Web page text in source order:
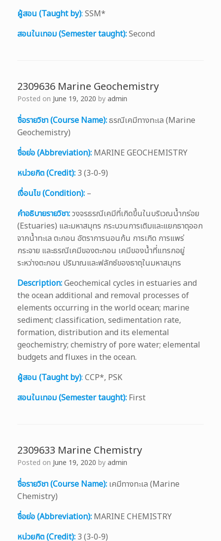
ผู้สอน (Taught by): SSM*
สอนในเทอม (Semester taught):Second
2309636 Marine Geochemistry
Posted on June 19, 2020 byadmin
ชื่อรายวิชา (Course Name):ธรณีเคมีทางทะเล (Marine
Geochemistry)
ชื่อย่อ (Abbreviation): MARINE GEOCHEMISTRY
หน่วยกิต (Credit): 3 (3-0-9)
เงื่อนไข (Condition): –
คำอธิบายรายวิชา:วงจรธรณีเคมีที่เกิดขึ้นในบริเวณน้ำกร่อย
(Estuaries) และมหาสมุทร กระบวนการเติมและแยกธาตุออก
จากน้ำทะเล ตะกอน อัตราการนอนก้น การเกิด การแพร่
กระจาย และธรณีเคมีของตะกอน เคมีของน้ำที่แทรกอยู่
ระหว่างตะกอน ปริมาณและฟลักซ์ของธาตุในมหาสมุทร
Description:Geochemical cycles in estuaries and
the ocean additional and removal processes of
elements occurring in the world ocean; marine
sediment; classification, sedimentation rate,
formation, distribution and its elemental
geochemistry; chemistry of pore water; elemental
budgets and fluxes in the ocean.
ผู้สอน (Taught by): CCP*, PSK
สอนในเทอม (Semester taught): First
2309633 Marine Chemistry
Posted on June 19, 2020 byadmin
ชื่อรายวิชา (Course Name): เคมีทางทะเล (Marine
Chemistry)
ชื่อย่อ (Abbreviation): MARINE CHEMISTRY
หน่วยกิต (Credit): 3 (3-0-9)